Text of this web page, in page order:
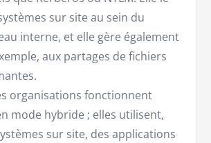
sur site au sein du
interne, et elle gère également
aux partages de fichiers
organisations fonctionnent
mode hybride ; elles utilisent,
sur site, des applications